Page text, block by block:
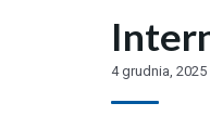
4 grudnia, 2025